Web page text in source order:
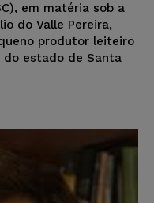
em matéria sob a
do Valle Pereira,
produtor leiteiro
do estado de Santa